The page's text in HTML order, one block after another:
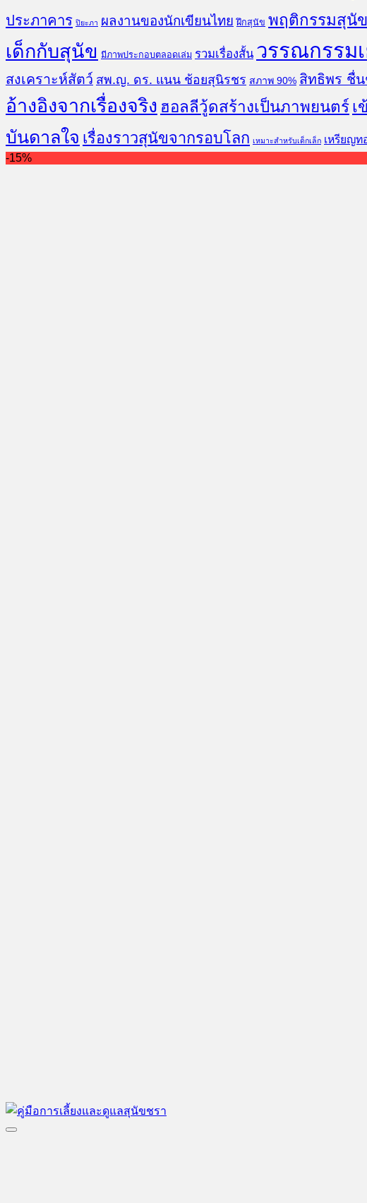
ประภาคาร ปิยะภา ผลงานของนักเขียนไทย ฝึกสุนัข พฤติกรรมสุนัข
เด็กกับสุนัข มีภาพประกอบตลอดเล่ม รวมเรื่องสั้น วรรณกรรม
สงเคราะห์สัตว์ สพ.ญ. ดร. แนน ช้อยสุนิรชร สภาพ 90% สิทธิพร ชื่
อ้างอิงจากเรื่องจริง ฮอลลีวู้ดสร้างเป็นภาพยนตร์ เ
บันดาลใจ เรื่องราวสุนัขจากรอบโลก เหมาะสำหรับเด็กเล็ก เหรียญท
-15%